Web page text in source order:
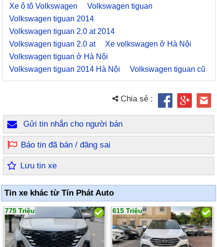
Xe ô tô Volkswagen
Volkswagen tiguan
Volkswagen tiguan 2014
Volkswagen tiguan 2.0 at 2014
Volkswagen tiguan 2.0 at
Xe volkswagen ở Hà Nội
Volkswagen tiguan ở Hà Nội
Volkswagen tiguan 2014 Hà Nội
Volkswagen tiguan cũ
Chia sẻ :
Gửi tin nhắn cho người bán
Báo tin đã bán / đăng sai
Lưu tin xe
Tin xe khác từ Tín Phát Auto
775 Triệu 615 Triệu